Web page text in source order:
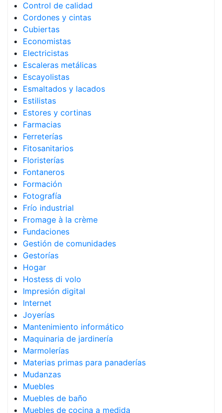
Control de calidad
Cordones y cintas
Cubiertas
Economistas
Electricistas
Escaleras metálicas
Escayolistas
Esmaltados y lacados
Estilistas
Estores y cortinas
Farmacias
Ferreterías
Fitosanitarios
Floristerías
Fontaneros
Formación
Fotografía
Frío industrial
Fromage à la crème
Fundaciones
Gestión de comunidades
Gestorías
Hogar
Hostess di volo
Impresión digital
Internet
Joyerías
Mantenimiento informático
Maquinaria de jardinería
Marmolerías
Materias primas para panaderías
Mudanzas
Muebles
Muebles de baño
Muebles de cocina a medida